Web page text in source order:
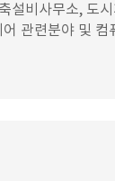
설비사무소, 도
관련분야 및